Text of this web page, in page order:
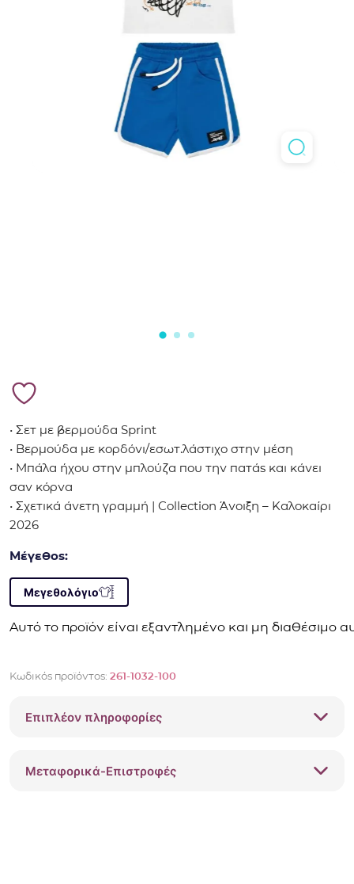
• Σετ με βερμούδα Sprint
• Βερμούδα με κορδόνι/εσωτ.λάστιχο στην μέση
• Μπάλα ήχου στην μπλούζα που την πατάς και κάνει
σαν κόρνα
• Σχετικά άνετη γραμμή | Collection Άνοιξη – Καλοκαίρι
2026
Μέγεθος:
Μεγεθολόγιο
Αυτό το προϊόν είναι εξαντλημένο και μη διαθέσιμο
Κωδικός προϊόντος: 261-1032-100
Επιπλέον πληροφορίες
Μεταφορικά-Επιστροφές